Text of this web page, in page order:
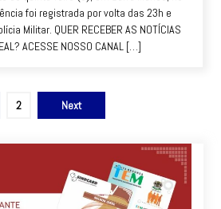
foi registrada por volta das 23h e
Militar. QUER RECEBER AS NOTÍCIAS
ACESSE NOSSO CANAL […]
2 Next